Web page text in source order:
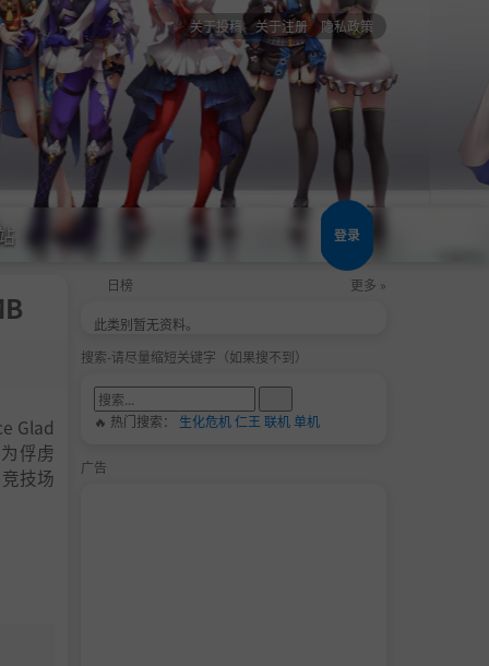
关于投稿 关于注册 隐私政策
登录
Glad
俘虏
技场
日榜 更多 »
此类别暂无资料。
搜索-请尽量缩短关键字（如果搜不到）
🔥 热门搜索： 生化危机仁王 联机单机
广告